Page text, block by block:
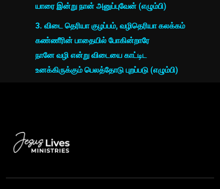
யாரை இன்று நான் அனுப்புவேன் (எழும்பி)
3. விடை தெரியா குழப்பம், வழிதெரியா கலக்கம்
கண்ணீரின் பாதையில் போகின்றாரே
நானே வழி என்று விடையை காட்டிட
உனக்கிருக்கும் பெலத்தோடு புறப்படு (எழும்பி)